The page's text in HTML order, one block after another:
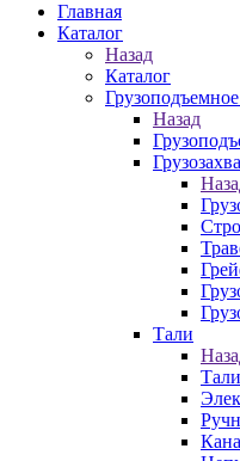
Главная
Каталог
Назад
Каталог
Назад
Тали
Тали